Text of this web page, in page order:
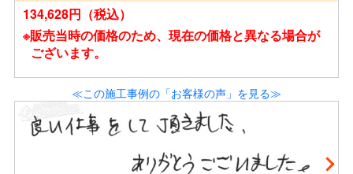
134,628円（税込）
※販売当時の価格のため、現在の価格と異なる場合が
ございます。
≪この施工事例の「お客様の声」を見る≫